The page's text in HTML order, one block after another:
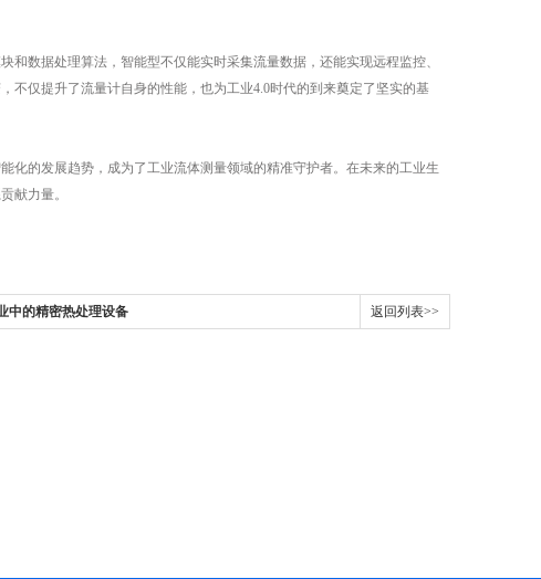
数据处理算法，智能型不仅能实时采集流量数据，还能实现远程监控、
不仅提升了流量计自身的性能，也为工业4.0时代的到来奠定了坚实的基
的发展趋势，成为了工业流体测量领域的精准守护者。在未来的工业生
献力量。
中的精密热处理设备 返回列表>>